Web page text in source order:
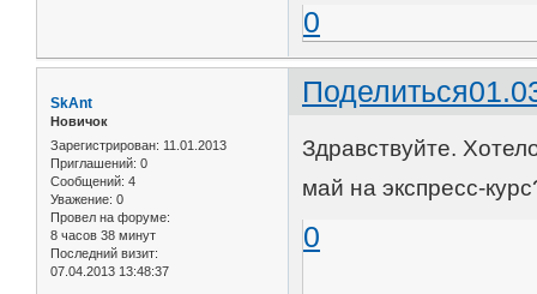
0
Поделиться
SkAnt
Новичок
Зарегистрирован: 11.01.2013
Приглашений: 0
Сообщений: 4
Уважение: 0
Провел на форуме:
8 часов 38 минут
Последний визит:
07.04.2013 13:48:37
Здравствуйте.
май на экспресс-
0